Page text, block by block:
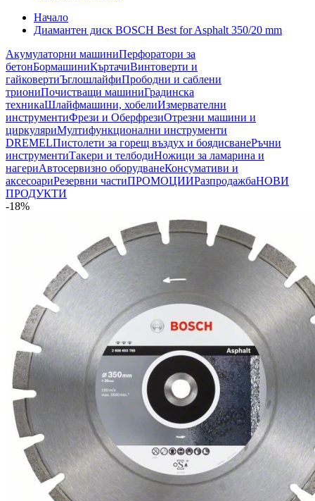
Начало
Диамантен диск BOSCH Best for Asphalt 350/20 mm
Акумулаторни машиниПерфоратори за
бетонБормашиниКъртачиВинтоверти и
гайковертиЪглошлайфиПрободни и саблени
триониПочистващи машиниГрадинска
техникаШлайфмашини, хобелиИзмервателни
инструментиФрези и ОберфрезиОтрезни машини и
циркуляриМултифункционални инструменти
DREMELПистолети за горещ въздух и боядисванеРъчни
инструментиТакери и телбодиНожици за ламарина и
нагериАвтосервизно оборудванеКонсумативи и
аксесоариРезервни частиПРОМОЦИИРазпродажбаНОВИ
ПРОДУКТИ
-18%